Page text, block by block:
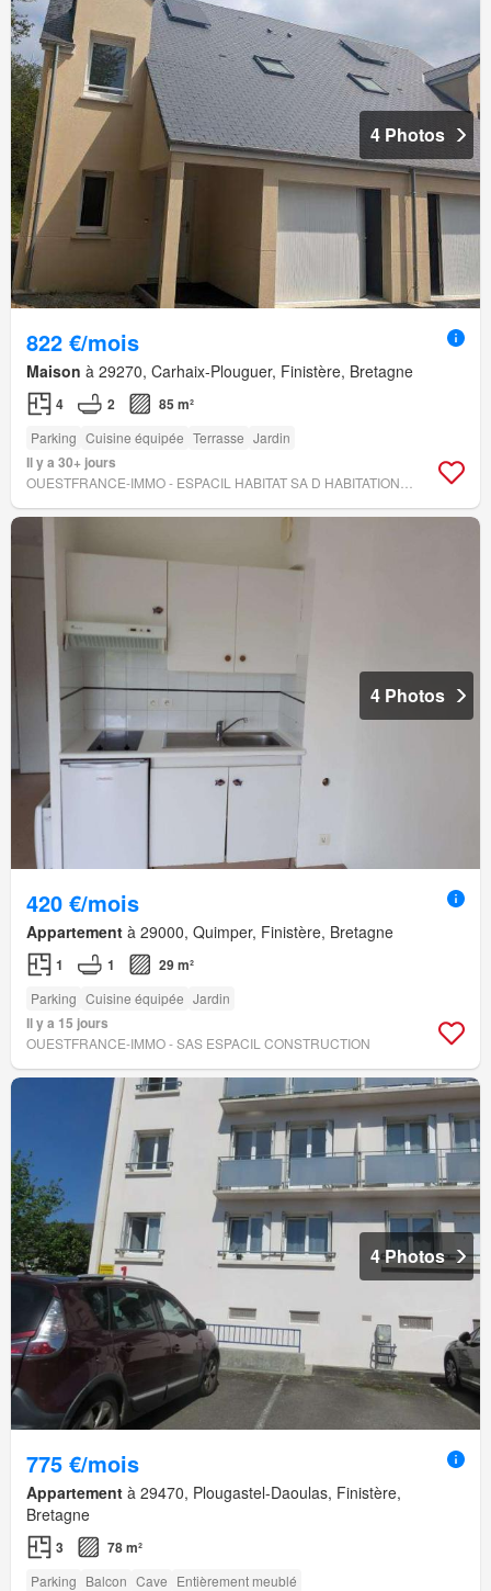
4 Photos
822 €/mois
Maison à 29270, Carhaix-Plouguer, Finistère, Bretagne
4 2 85 m²
Parking Cuisine équipée Terrasse Jardin
Il y a 30+ jours
4 Photos
420 €/mois
Appartement à 29000, Quimper, Finistère, Bretagne
1 1 29 m²
Parking Cuisine équipée Jardin
Il y a 15 jours
OUESTFRANCE-IMMO - SAS ESPACIL CONSTRUCTION
4 Photos
775 €/mois
Appartement à 29470, Plougastel-Daoulas, Finistère,
Bretagne
3 78 m²
Parking Balcon Cave Entièrement meublé